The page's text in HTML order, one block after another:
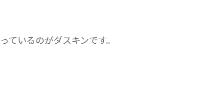
いるのがダスキンです。